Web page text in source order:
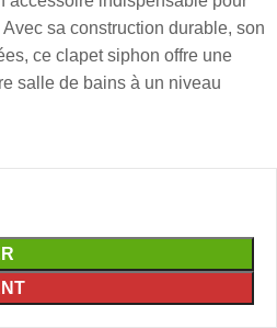
sa construction durable, son
ce clapet siphon offre une
salle de bains à un niveau